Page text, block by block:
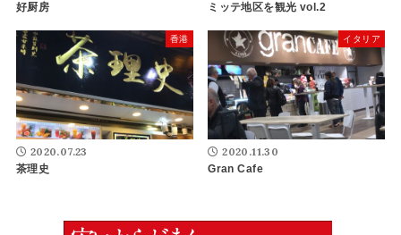
好厨房 ミッテ地区を観光 vol.2
香港
2020.07.23
茶理史
イタリア
2020.11.30
Gran Cafe